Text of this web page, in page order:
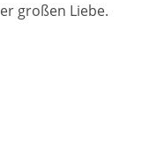
großen Liebe.